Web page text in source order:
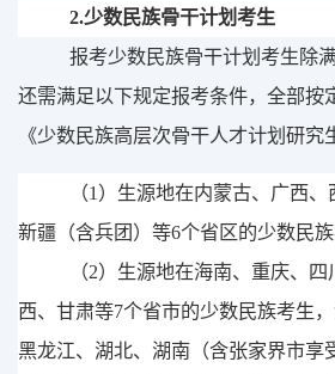
2.少数民族骨干计划考生
报考少数民族骨干计划考生除
还需满足以下规定报考条件，全部按
《少数民族高层次骨干人才计划研究
（1） 生源地在内蒙古、广西、
新疆（含兵团）等6个省区的少数民族
（2） 生源地在海南、重庆、
西、甘肃等7个省市的少数民族考生
黑龙江、湖北、湖南（含张家界市享